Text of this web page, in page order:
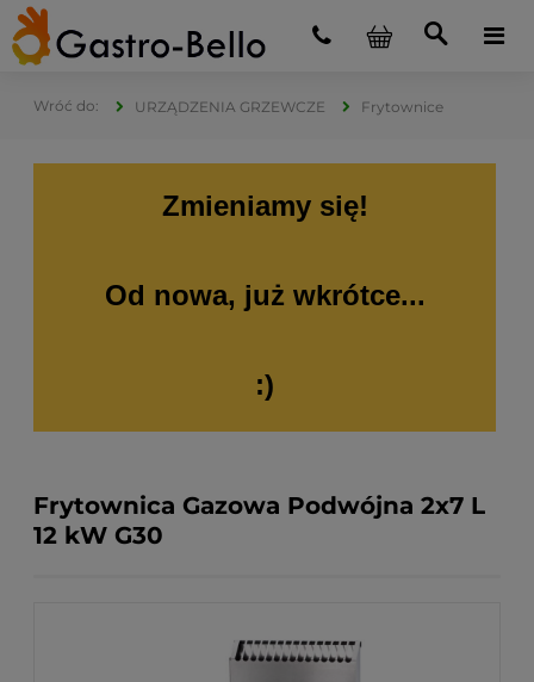
URZĄDZENIA GRZEWCZE Frytownice
Zmieniamy się!
Od nowa, już wkrótce...
:)
Frytownica Gazowa Podwójna 2x7 L
12 kW G30